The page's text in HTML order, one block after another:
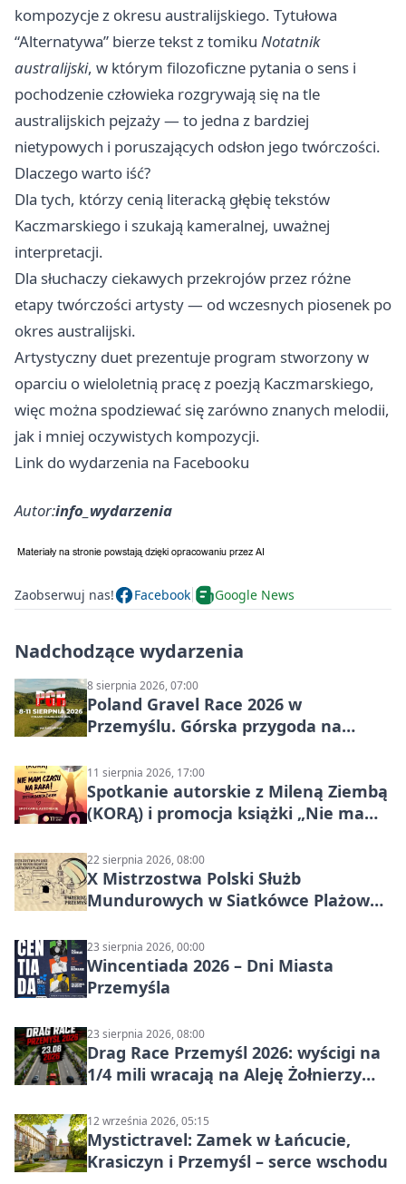
kompozycje z okresu australijskiego. Tytułowa
“Alternatywa” bierze tekst z tomiku Notatnik
australijski, w którym filozoficzne pytania o sens i
pochodzenie człowieka rozgrywają się na tle
australijskich pejzaży — to jedna z bardziej
nietypowych i poruszających odsłon jego twórczości.
Dlaczego warto iść?
Dla tych, którzy cenią literacką głębię tekstów
Kaczmarskiego i szukają kameralnej, uważnej
interpretacji.
Dla słuchaczy ciekawych przekrojów przez różne
etapy twórczości artysty — od wczesnych piosenek po
okres australijski.
Artystyczny duet prezentuje program stworzony w
oparciu o wieloletnią pracę z poezją Kaczmarskiego,
więc można spodziewać się zarówno znanych melodii,
jak i mniej oczywistych kompozycji.
Link do wydarzenia na Facebooku
Autor:info_wydarzenia
Zaobserwuj nas! Facebook Google News
Nadchodzące wydarzenia
8 sierpnia 2026, 07:00
Poland Gravel Race 2026 w
Przemyślu. Górska przygoda na
11 sierpnia 2026, 17:00
Spotkanie autorskie z Mileną Ziembą
(KORĄ) i promocja książki „Nie mam
22 sierpnia 2026, 08:00
X Mistrzostwa Polski Służb
Mundurowych w Siatkówce Plażowej
23 sierpnia 2026, 00:00
Wincentiada 2026 – Dni Miasta
Przemyśla
23 sierpnia 2026, 08:00
Drag Race Przemyśl 2026: wyścigi na
1/4 mili wracają na Aleję Żołnierzy
12 września 2026, 05:15
Mystictravel: Zamek w Łańcucie,
Krasiczyn i Przemyśl – serce wschodu